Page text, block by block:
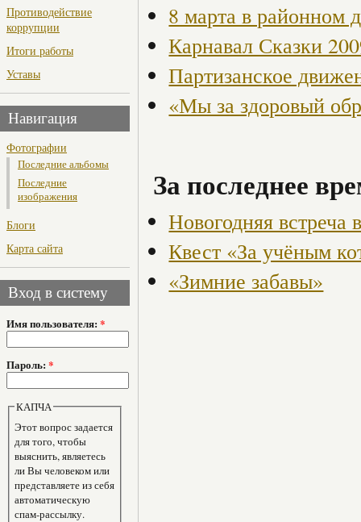
Противодействие
коррупции
Итоги работы
Уставы
Навигация
Фотографии
Последние альбомы
Последние
изображения
Блоги
Карта сайта
Вход в систему
Имя пользователя: *
Пароль: *
КАПЧА
Этот вопрос задается
для того, чтобы
выяснить, являетесь
ли Вы человеком или
представляете из себя
автоматическую
спам-рассылку.
8 марта в районном
Карнавал Сказки
Партизанское
«Мы за здоровый
За последнее
Новогодняя
Квест «За учёным
«Зимние забавы»